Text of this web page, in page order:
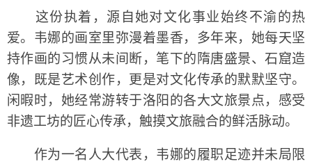
这份执着，源自她对文化事业始终不渝的热
爱。韦娜的画室里弥漫着墨香，多年来，她每天坚
持作画的习惯从未间断，笔下的隋唐盛景、石窟造
像，既是艺术创作，更是对文化传承的默默坚守。
闲暇时，她经常游转于洛阳的各大文旅景点，感受
非遗工坊的匠心传承，触摸文旅融合的鲜活脉动。
作为一名人大代表，韦娜的履职足迹并未局限